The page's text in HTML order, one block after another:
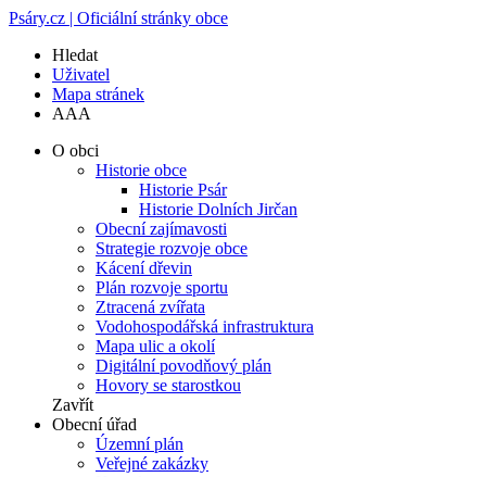
Psáry.cz | Oficiální stránky obce
Hledat
Uživatel
Mapa stránek
AAA
O obci
Historie obce
Historie Psár
Historie Dolních Jirčan
Obecní zajímavosti
Strategie rozvoje obce
Kácení dřevin
Plán rozvoje sportu
Ztracená zvířata
Vodohospodářská infrastruktura
Mapa ulic a okolí
Digitální povodňový plán
Hovory se starostkou
Zavřít
Obecní úřad
Územní plán
Veřejné zakázky